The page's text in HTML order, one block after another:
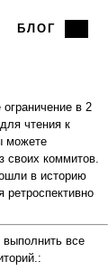
БЛОГ
в 2
чтения к
можете
своих коммитов.
в историю
ретроспективно
выполнить все